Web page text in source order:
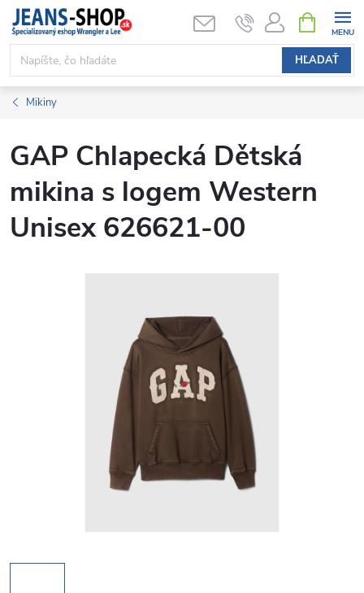
Prejsť
obsah
HĽADAŤ
KOŠÍK
Mikiny
GAP Chlapecká Dětská
mikina s logem Western
Unisex 626621-00